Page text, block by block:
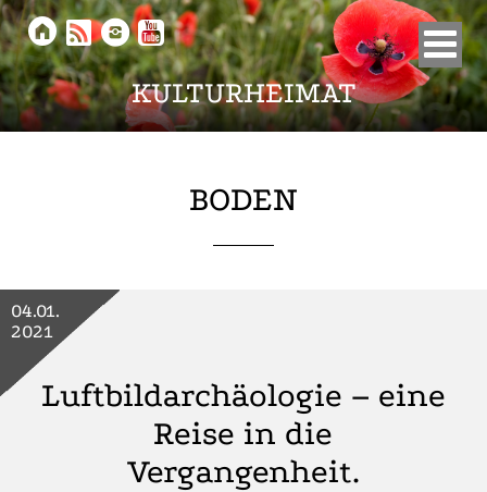
KULTURHEIMAT
    
BODEN
Luftbildarchäologie – eine
Reise in die
Vergangenheit.
04.01.
2021